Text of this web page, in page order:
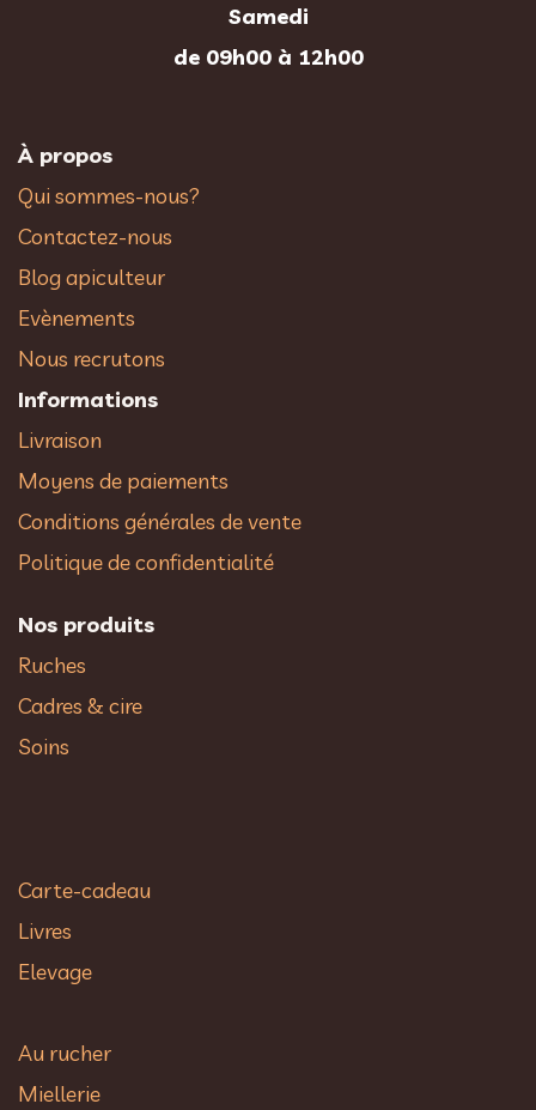
Samedi
de 09h00 à 12h00
À propos
Qui sommes-nous?
Contactez-nous
Blog apiculteur
Evènements
Nous recrutons
Informations
Livraison
Moyens de paiements
Conditions générales de vente
Politique de confidentialité
Nos produits
Ruches
Cadres & cire
Soins
Carte-cadeau
Livres
Elevage
Au rucher​
Miellerie